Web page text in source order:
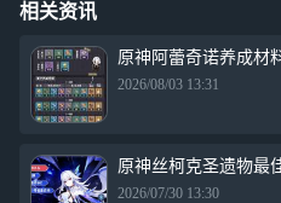
相关资讯
原神阿蕾奇诺养成材
2026/08/03 13:31
原神丝柯克圣遗物最
2026/07/30 13:30